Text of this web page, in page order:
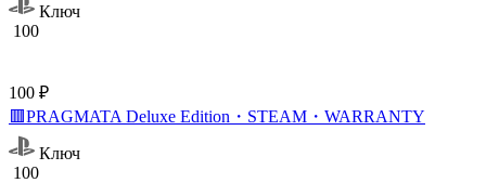
Ключ
100
100 ₽
🟥PRAGMATA Deluxe Edition・STEAM・WARRANTY
Ключ
100